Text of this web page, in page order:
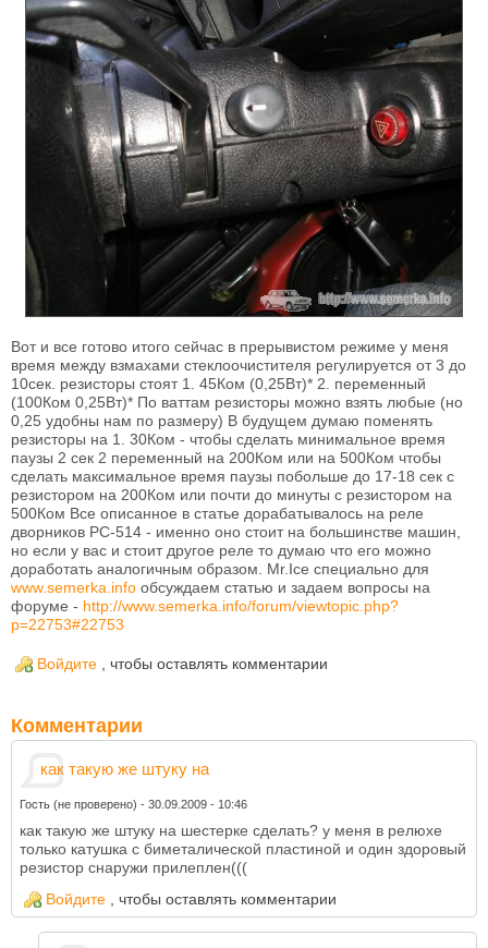
Вот и все готово итого сейчас в прерывистом режиме у меня
время между взмахами стеклоочистителя регулируется от 3 до
10сек. резисторы стоят 1. 45Ком (0,25Вт)* 2. переменный
(100Ком 0,25Вт)* По ваттам резисторы можно взять любые (но
0,25 удобны нам по размеру) В будущем думаю поменять
резисторы на 1. 30Ком - чтобы сделать минимальное время
паузы 2 сек 2 переменный на 200Ком или на 500Ком чтобы
сделать максимальное время паузы побольше до 17-18 сек с
резистором на 200Ком или почти до минуты с резистором на
500Ком Все описанное в статье дорабатывалось на реле
дворников PC-514 - именно оно стоит на большинстве машин,
но если у вас и стоит другое реле то думаю что его можно
доработать аналогичным образом. Mr.Ice специально для
www.semerka.info обсуждаем статью и задаем вопросы на
форуме - http://www.semerka.info/forum/viewtopic.php?
p=22753#22753
Войдите , чтобы оставлять комментарии
Комментарии
как такую же штуку на
Гость (не проверено) - 30.09.2009 - 10:46
как такую же штуку на шестерке сделать? у меня в релюхе
только катушка с биметалической пластиной и один здоровый
резистор снаружи прилеплен(((
Войдите
, чтобы оставлять комментарии